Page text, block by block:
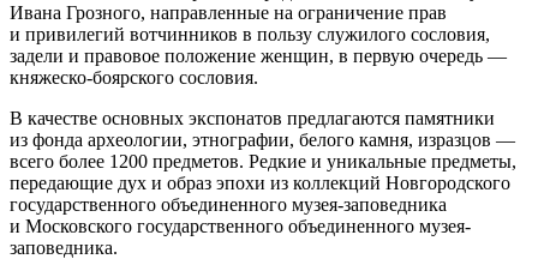
Ивана Грозного, направленные на ограничение прав
и привилегий вотчинников в пользу служилого сословия,
задели и правовое положение женщин, в первую очередь —
княжеско-боярского сословия.
В качестве основных экспонатов предлагаются памятники
из фонда археологии, этнографии, белого камня, изразцов —
всего более 1200 предметов. Редкие и уникальные предметы,
передающие дух и образ эпохи из коллекций Новгородского
государственного объединенного музея-заповедника
и Московского государственного объединенного музея-
заповедника.